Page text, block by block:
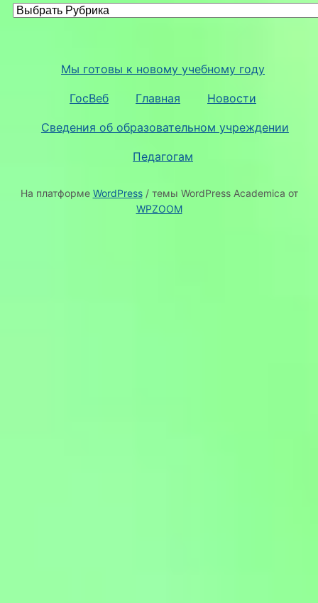
Мы готовы к новому учебному году
ГосВеб Главная Новости
Сведения об образовательном учреждении
Педагогам
На платформе WordPress/ темы WordPress Academica от
WPZOOM